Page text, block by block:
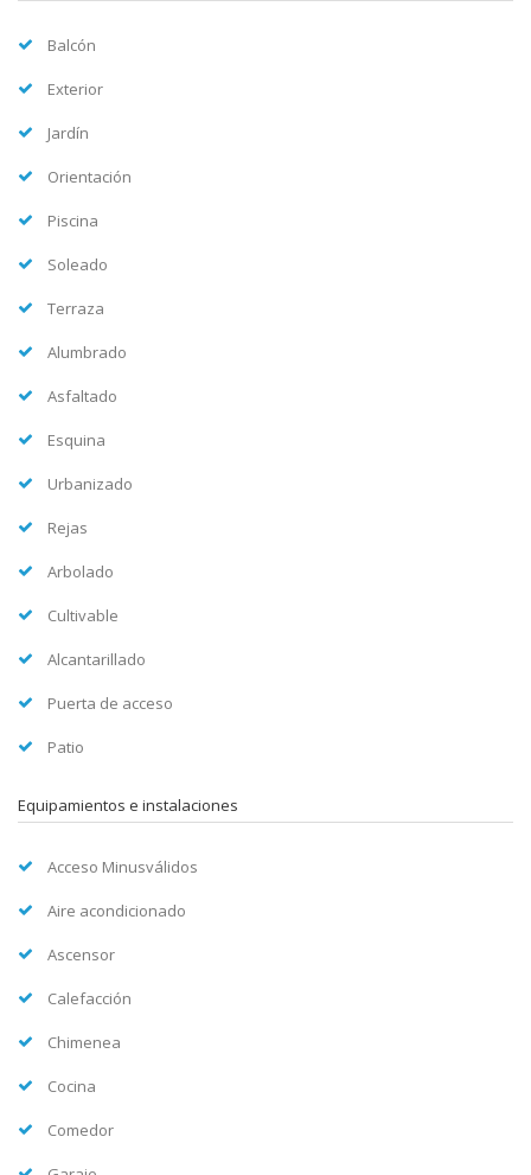
Balcón
Exterior
Jardín
Orientación
Piscina
Soleado
Terraza
Alumbrado
Asfaltado
Esquina
Urbanizado
Rejas
Arbolado
Cultivable
Alcantarillado
Puerta de acceso
Patio
Equipamientos e instalaciones
Acceso Minusválidos
Aire acondicionado
Ascensor
Calefacción
Chimenea
Cocina
Comedor